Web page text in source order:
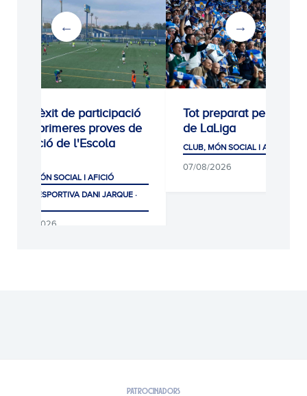
Gran èxit de participació
a les primeres proves de
selecció de l'Escola
CLUB, MÓN SOCIAL I AFICIÓ
CIUTAT ESPORTIVA DANI JARQUE ·
07/08/2026
Tot preparat per a
de LaLiga
CLUB, MÓN SOCIAL I AFICIÓ
07/08/2026
PATROCINADORS